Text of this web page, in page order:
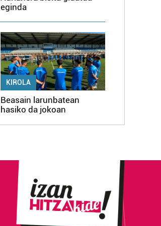
eginda
KIROLA
Beasain larunbatean
hasiko da jokoan